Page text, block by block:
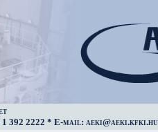
392 2222 * E-mail: aeki@aeki.kfki.hu